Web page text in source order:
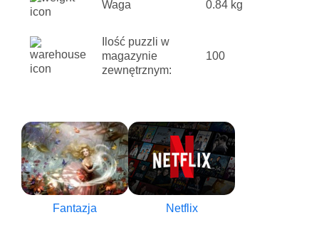
Waga 0.84 kg
Ilość puzzli w
magazynie
zewnętrznym:
100
Fantazja Netflix